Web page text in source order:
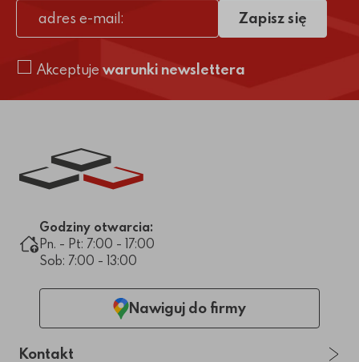
adres e-mail
Akceptuje warunki newslettera
Zapisz się
Link do strony głównej
Godziny otwarcia:
Pn. - Pt: 7:00 - 17:00
Sob: 7:00 - 13:00
Nawiguj do firmy
Kontakt